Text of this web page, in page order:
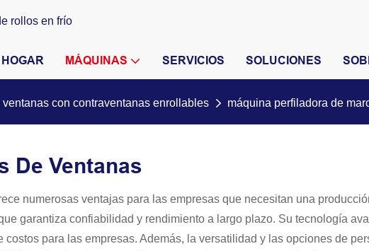
rollos en frío
HOGAR MÁQUINAS SERVICIOS SOLUCIONES
con contraventanas enrollables máquina perfiladora de
De Ventanas
numerosas ventajas para las empresas que necesitan una
garantiza confiabilidad y rendimiento a largo plazo. Su tecnología
para las empresas. Además, la versatilidad y las opciones de